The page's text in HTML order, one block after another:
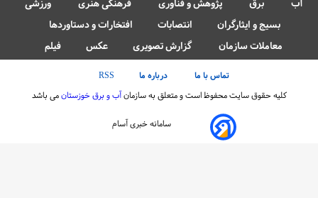
آب برق پژوهش و فناوری فرهنگی هنری
ورزشی
بسیج و ایثارگران
انتصابات
افتخارات و دستاوردها
معاملات سازمان
گزارش تصویری عکس فیلم
تماس با ما درباره ما
RSS
کلیه حقوق سایت محفوظ است و متعلق به سازمانآب و برق خوزستانمی باشد
سامانه خبری آسام